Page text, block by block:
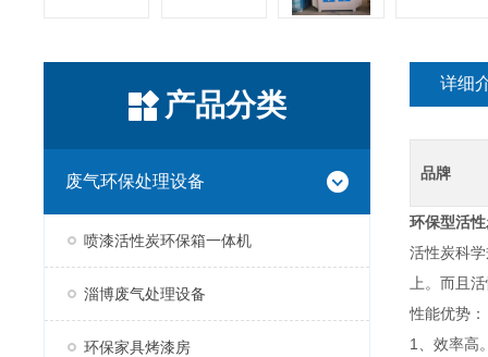
产品分类
废气环保处理设备
喷漆活性炭环保箱一体机
淄博废气处理设备
环保家具烤漆房
详细
品牌
环保型活
活性炭科
上。而且
性能优势：
1、效率高